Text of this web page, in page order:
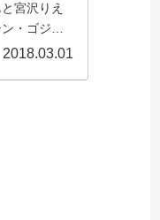
宮沢りえ
・ゴジ
2018.03.01